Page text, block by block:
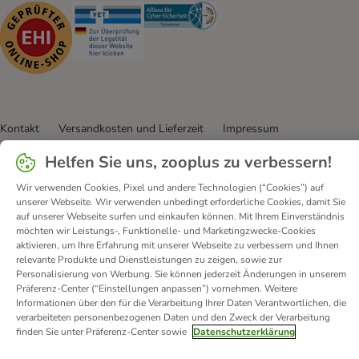
Security Security
Kontakt Versandkosten und Lieferzeit
Impressum
Allgemeine Geschäftsbedingungen
Vertrag widerrufen
Entsorgungs- und Umweltbestimmungen
Zahlungsarten
Über uns Partnerprogramme
Karriere
Corporate Website
Datenschutz Erklärung zur Barrierefreiheit
© zooplus SE 2026
Helfen Sie uns, zooplus zu verbessern!
Wir verwenden Cookies, Pixel und andere Technologien (“Cookies”) auf
unserer Webseite. Wir verwenden unbedingt erforderliche Cookies, damit Sie
auf unserer Webseite surfen und einkaufen können. Mit Ihrem Einverständnis
möchten wir Leistungs-, Funktionelle- und Marketingzwecke-Cookies
aktivieren, um Ihre Erfahrung mit unserer Webseite zu verbessern und Ihnen
relevante Produkte und Dienstleistungen zu zeigen, sowie zur
Personalisierung von Werbung. Sie können jederzeit Änderungen in unserem
Präferenz-Center (“Einstellungen anpassen”) vornehmen. Weitere
Informationen über den für die Verarbeitung Ihrer Daten Verantwortlichen, die
verarbeiteten personenbezogenen Daten und den Zweck der Verarbeitung
finden Sie unter Präferenz-Center sowie Datenschutzerklärung